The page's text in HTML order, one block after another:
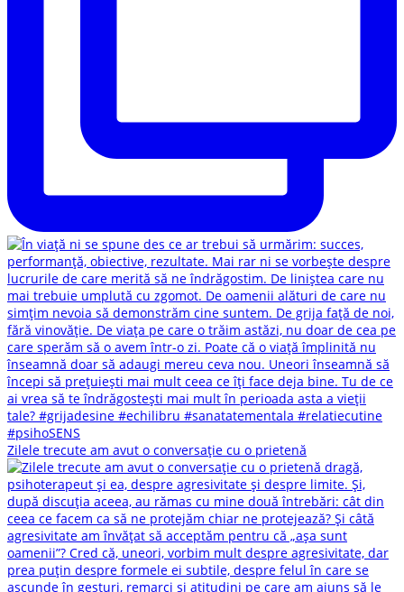
Zilele trecute am avut o conversație cu o prietenă